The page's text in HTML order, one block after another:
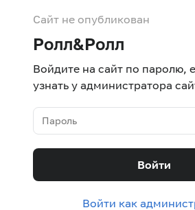
Сайт не опубликован
Ролл&Ролл
Войдите на сайт по паролю,
узнать у администратора
Войти
Войти как